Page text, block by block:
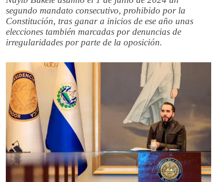
segundo mandato consecutivo, prohibido por la
Constitución, tras ganar a inicios de ese año unas
elecciones también marcadas por denuncias de
irregularidades por parte de la oposición.